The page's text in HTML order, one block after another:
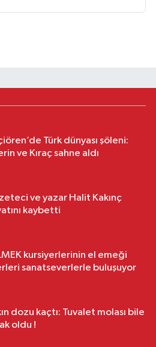
Türk dünyası şöleni:
ve Kıraç sahne aldı
ve yazar Halit Kakınç
kaybetti
kursiyerlerinin el emeği
sanatseverlerle buluşuyor
dozu kaçtı: Tuvalet molası bile
oldu !